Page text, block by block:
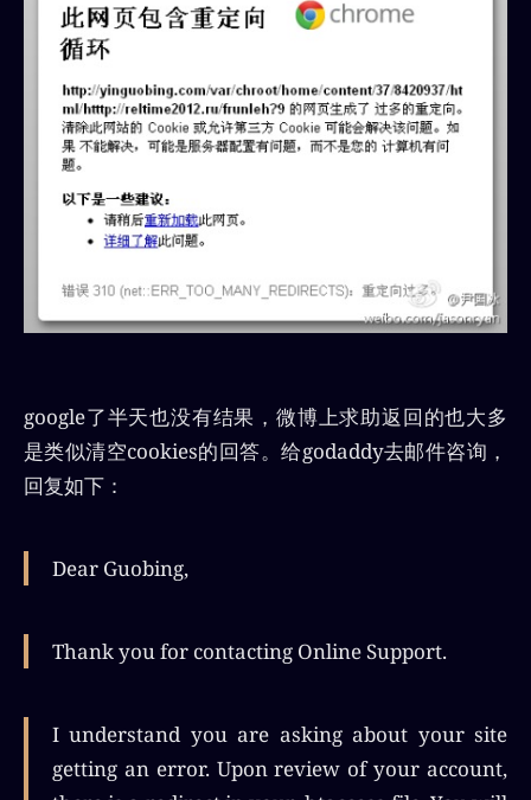
google了半天也没有结果，微博上求助返回的也大多
是类似清空cookies的回答。给godaddy去邮件咨询，
回复如下：
Dear Guobing,
Thank you for contacting Online Support.
I understand you are asking about your site
getting an error. Upon review of your account,